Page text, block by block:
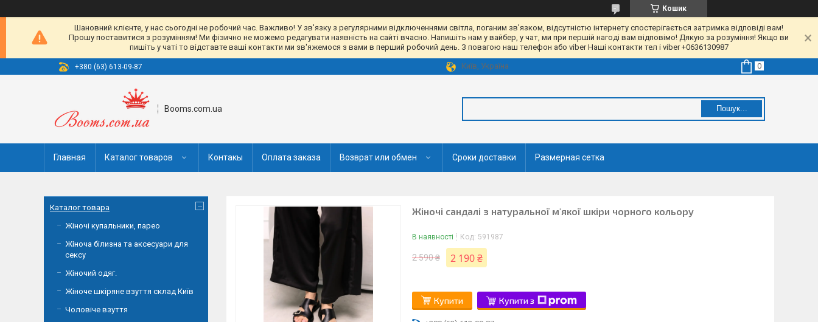
Кошик
Шановний клієнте, у нас сьогодні не робочий час. Важливо! У зв'язку з регулярними відключеннями світла, поганим зв'язком, відсутністю інтернету спостерігається затримка відповіді вам!
Прошу поставитися з розумінням! Ми фізично не можемо редагувати наявність на сайті вчасно. Напишіть нам у вайбер, у чат, ми при першій нагоді вам відповімо! Дякую за розуміння! Якщо ви
пишіть у чаті то відставте ваші контакти ми зв'яжемося з вами в перший робочий день. З повагою наш телефон або viber Наші контакти тел і viber +0636130987
+380 (63) 613-09-87 Київ, Україна
Booms.com.ua Пошук...
Главная Каталог товаров Контакы Оплата заказа Возврат или обмен Сроки доставки Размерная сетка
Жіночі сандалі з натуральної м'якої шкіри чорного кольору
В наявності Код: 591987
2 590 ₴ 2 190 ₴
Купити Купити з
Каталог товара
Жіночі купальники, парео
Жіноча білизна та аксесуари для
сексу
Жіночий одяг.
Жіноче шкіряне взуття склад Київ
Чоловіче взуття